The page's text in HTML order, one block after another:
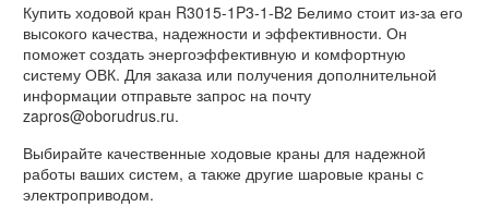
Купить ходовой кран R3015-1P3-1-B2 Белимо стоит из-за его
высокого качества, надежности и эффективности. Он
поможет создать энергоэффективную и комфортную
систему ОВК. Для заказа или получения дополнительной
информации отправьте запрос на почту
zapros@oborudrus.ru.
Выбирайте качественные ходовые краны для надежной
работы ваших систем, а также другие шаровые краны с
электроприводом.